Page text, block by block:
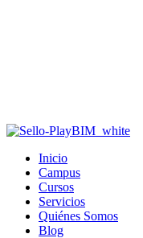
Inicio
Campus
Cursos
Servicios
Quiénes Somos
Blog